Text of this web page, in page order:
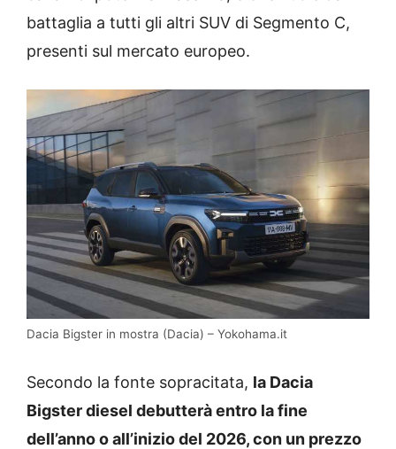
battaglia a tutti gli altri SUV di Segmento C,
presenti sul mercato europeo.
Dacia Bigster in mostra (Dacia) – Yokohama.it
Secondo la fonte sopracitata, la Dacia
Bigster diesel debutterà entro la fine
dell’anno o all’inizio del 2026, con un prezzo